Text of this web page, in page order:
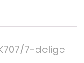
7-delige